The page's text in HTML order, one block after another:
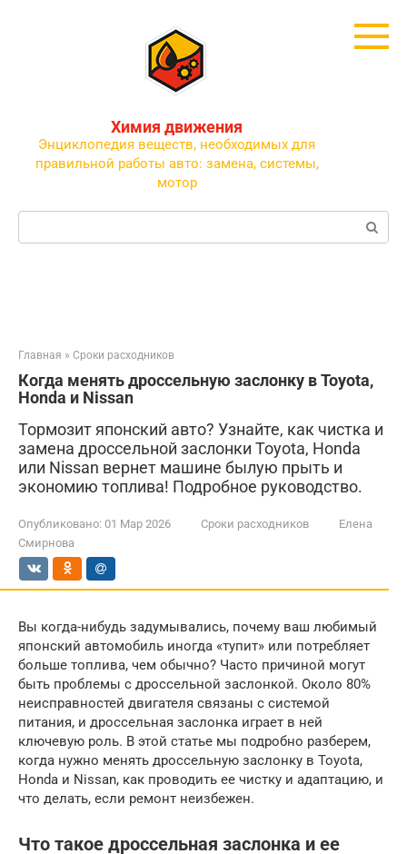
Химия движения
Энциклопедия веществ, необходимых для
правильной работы авто: замена, системы,
мотор
Поиск:
Главная » Сроки расходников
Когда менять дроссельную заслонку в Toyota,
Honda и Nissan
Тормозит японский авто? Узнайте, как чистка и
замена дроссельной заслонки Toyota, Honda
или Nissan вернет машине былую прыть и
экономию топлива! Подробное руководство.
Опубликовано: 01 Мар 2026 Сроки расходников
Елена
Смирнова
Вы когда-нибудь задумывались, почему ваш любимый
японский автомобиль иногда «тупит» или потребляет
больше топлива, чем обычно? Часто причиной могут
быть проблемы с дроссельной заслонкой. Около 80%
неисправностей двигателя связаны с системой
питания, и дроссельная заслонка играет в ней
ключевую роль. В этой статье мы подробно разберем,
когда нужно менять дроссельную заслонку в Toyota,
Honda и Nissan, как проводить ее чистку и адаптацию, и
что делать, если ремонт неизбежен.
Что такое дроссельная заслонка и ее